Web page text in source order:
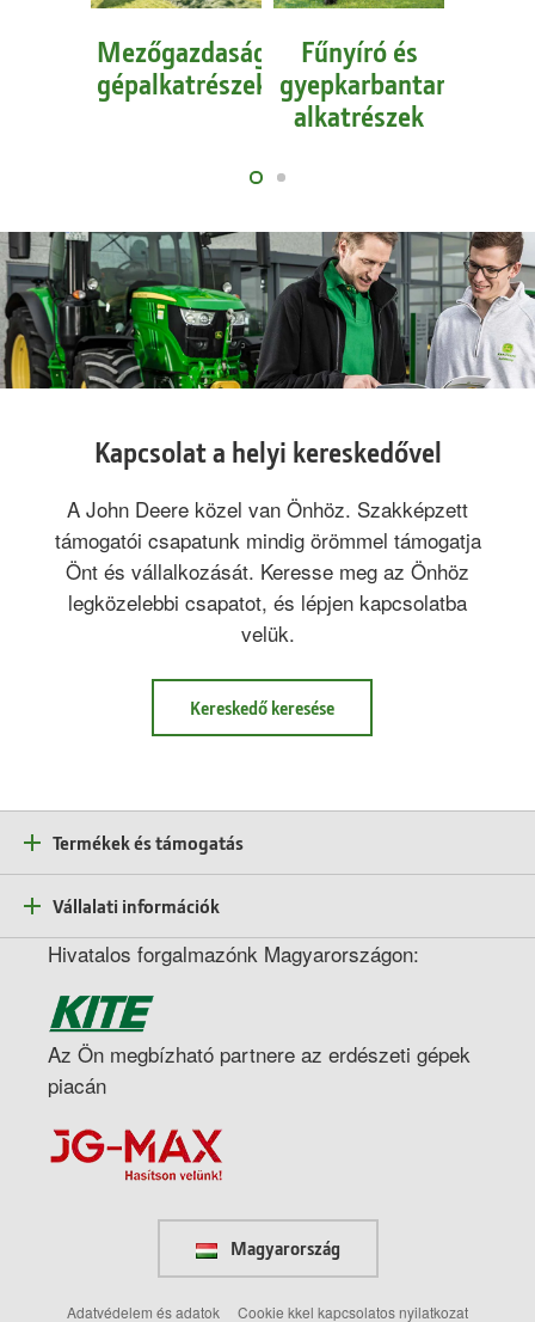
Mezőgazdasági
gépalkatrészek
Fűnyíró és
gyepkarbantartógép-
alkatrészek
Kapcsolat a helyi kereskedővel
A John Deere közel van Önhöz. Szakképzett
támogatói csapatunk mindig örömmel támogatja
Önt és vállalkozását. Keresse meg az Önhöz
legközelebbi csapatot, és lépjen kapcsolatba
velük.
Kereskedő keresése
Termékek és támogatás
Vállalati információk
Hivatalos forgalmazónk Magyarországon:
Az Ön megbízható partnere az erdészeti gépek
piacán
Magyarország
Adatvédelem és adatok Cookie kkel kapcsolatos nyilatkozat